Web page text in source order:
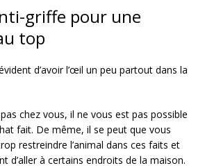
griffe pour une
top
d’avoir l’œil un peu partout dans la
chez vous, il ne vous est pas possible
fait. De même, il se peut que vous
restreindre l’animal dans ces faits et
d’aller à certains endroits de la maison.